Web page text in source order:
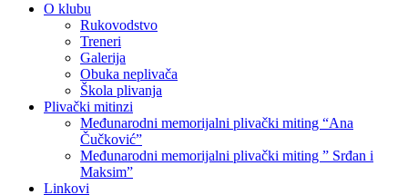
O klubu
Rukovodstvo
Treneri
Galerija
Obuka neplivača
Škola plivanja
Plivački mitinzi
Međunarodni memorijalni plivački miting “Ana
Čučković”
Međunarodni memorijalni plivački miting ” Srđan i
Maksim”
Linkovi